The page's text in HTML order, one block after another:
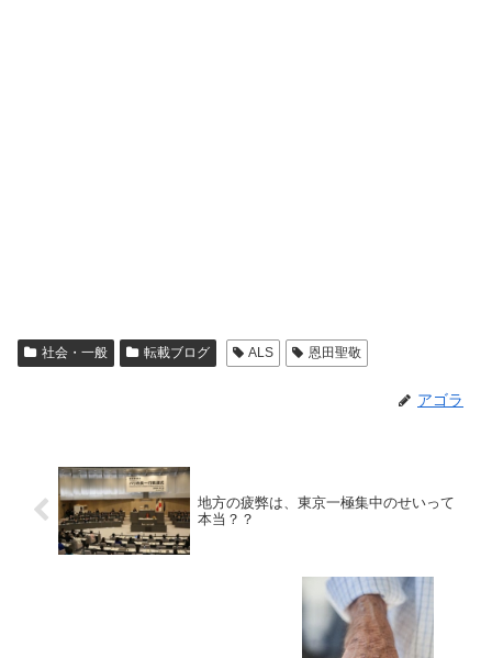
社会・一般 転載ブログ ALS 恩田聖敬
アゴラ
地方の疲弊は、東京一極集中のせいって
本当？？